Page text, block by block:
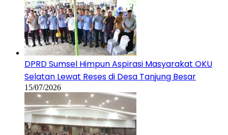
DPRD Sumsel Himpun Aspirasi Masyarakat OKU
Selatan Lewat Reses di Desa Tanjung Besar
15/07/2026